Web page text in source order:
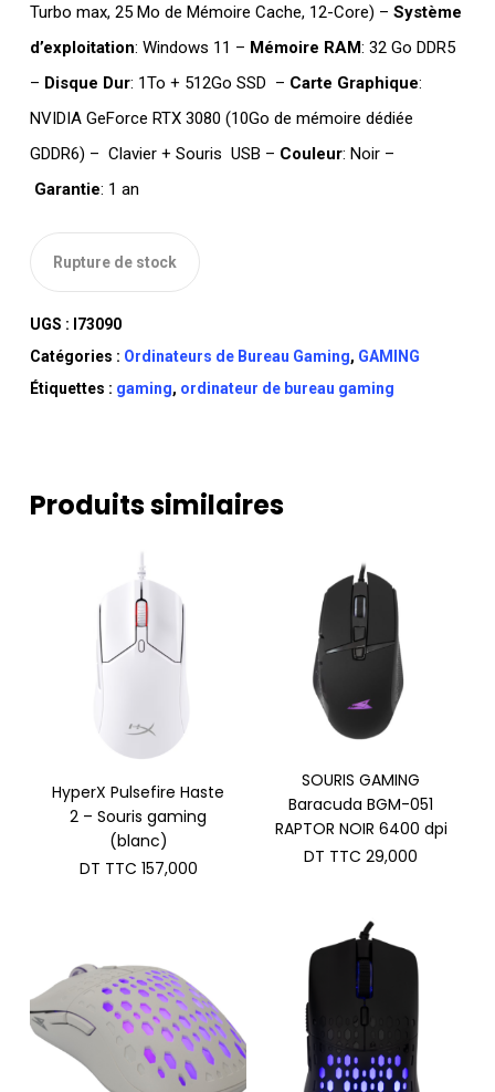
Turbo max, 25 Mo de Mémoire Cache, 12-Core) – Système
d’exploitation: Windows 11 – Mémoire RAM: 32 Go DDR5
– Disque Dur: 1To + 512Go SSD – Carte Graphique:
NVIDIA GeForce RTX 3080 (10Go de mémoire dédiée
GDDR6) – Clavier + Souris USB – Couleur: Noir –
Garantie: 1 an
Rupture de stock
UGS : I73090
Catégories : Ordinateurs de Bureau Gaming, GAMING
Étiquettes : gaming, ordinateur de bureau gaming
Produits similaires
HyperX Pulsefire Haste
2 – Souris gaming
(blanc)
DT TTC 157,000
SOURIS GAMING
Baracuda BGM-051
RAPTOR NOIR 6400 dpi
DT TTC 29,000